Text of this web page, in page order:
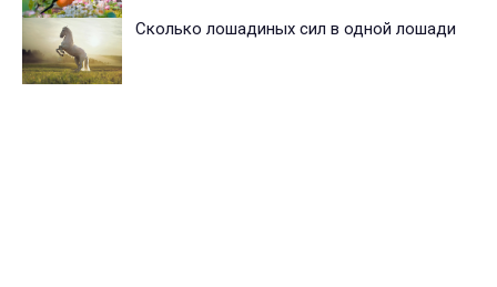
Сколько лошадиных сил в одной лошади